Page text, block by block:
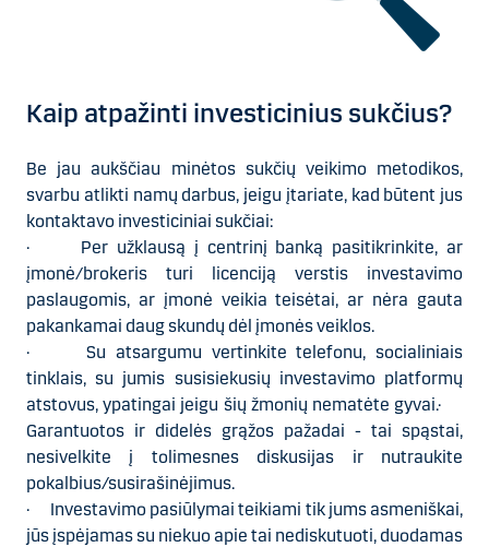
Kaip atpažinti investicinius sukčius?
Be jau aukščiau minėtos sukčių veikimo metodikos,
svarbu atlikti namų darbus, jeigu įtariate, kad būtent jus
kontaktavo investiciniai sukčiai:
· Per užklausą į centrinį banką pasitikrinkite, ar
įmonė/brokeris turi licenciją verstis investavimo
paslaugomis, ar įmonė veikia teisėtai, ar nėra gauta
pakankamai daug skundų dėl įmonės veiklos.
· Su atsargumu vertinkite telefonu, socialiniais
tinklais, su jumis susisiekusių investavimo platformų
atstovus, ypatingai jeigu šių žmonių nematėte gyvai.·
Garantuotos ir didelės grąžos pažadai - tai spąstai,
nesivelkite į tolimesnes diskusijas ir nutraukite
pokalbius/susirašinėjimus.
· Investavimo pasiūlymai teikiami tik jums asmeniškai,
jūs įspėjamas su niekuo apie tai nediskutuoti, duodamas